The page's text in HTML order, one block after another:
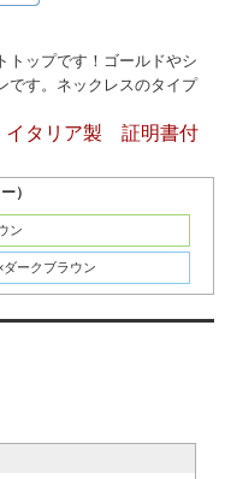
トップです！ゴールドやシ
です。ネックレスのタイプ
イタリア製 証明書付
）
ン
ークブラウン